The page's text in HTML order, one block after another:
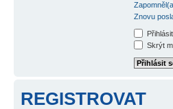
Znovu
Skrýt
REGISTROVAT